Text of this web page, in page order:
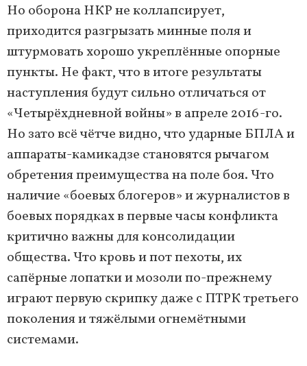
Но оборона НКР не коллапсирует,
приходится разгрызать минные поля и
штурмовать хорошо укреплённые опорные
пункты. Не факт, что в итоге результаты
наступления будут сильно отличаться от
«Четырёхдневной войны» в апреле 2016-го.
Но зато всё чётче видно, что ударные БПЛА и
аппараты-камикадзе становятся рычагом
обретения преимущества на поле боя. Что
наличие «боевых блогеров» и журналистов в
боевых порядках в первые часы конфликта
критично важны для консолидации
общества. Что кровь и пот пехоты, их
сапёрные лопатки и мозоли по-прежнему
играют первую скрипку даже с ПТРК третьего
поколения и тяжёлыми огнемётными
системами.